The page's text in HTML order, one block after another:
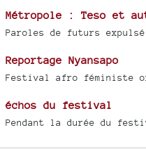
Métropole : Teso et
Paroles de futurs
Reportage Nyansapo
Festival afro féministe
échos du festival
Pendant la durée du